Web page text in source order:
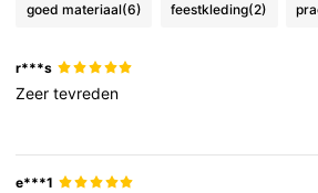
goed materiaal(6) feestkleding(2)
r***s
Zeertevreden
e***1